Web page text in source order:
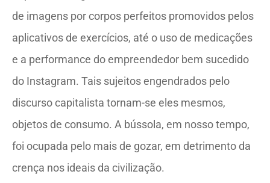
de imagens por corpos perfeitos promovidos pelos
aplicativos de exercícios, até o uso de medicações
e a performance do empreendedor bem sucedido
do Instagram. Tais sujeitos engendrados pelo
discurso capitalista tornam-se eles mesmos,
objetos de consumo. A bússola, em nosso tempo,
foi ocupada pelo mais de gozar, em detrimento da
crença nos ideais da civilização.